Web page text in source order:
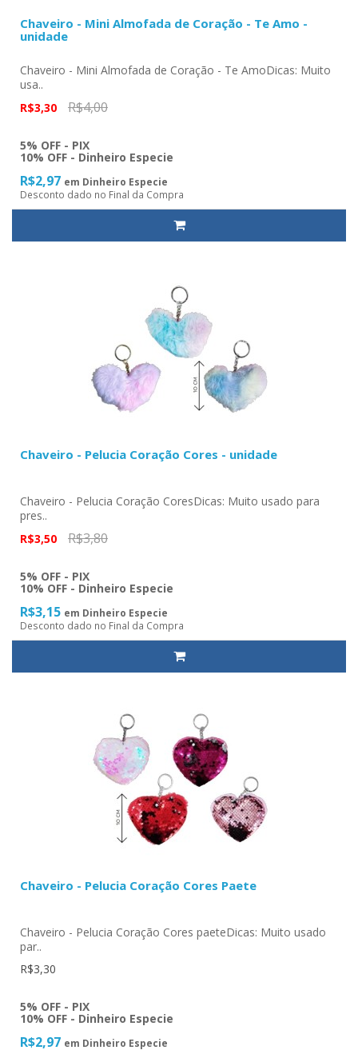
Chaveiro - Mini Almofada de Coração - Te Amo -
unidade
Chaveiro - Mini Almofada de Coração - Te AmoDicas: Muito
usa..
R$3,30
R$4,00
5% OFF - PIX
10% OFF - Dinheiro Especie
R$2,97 em Dinheiro Especie
Desconto dado no Final da Compra
Chaveiro - Pelucia Coração Cores - unidade
Chaveiro - Pelucia Coração CoresDicas: Muito usado para
pres..
R$3,50
R$3,80
5% OFF - PIX
10% OFF - Dinheiro Especie
R$3,15 em Dinheiro Especie
Desconto dado no Final da Compra
Chaveiro - Pelucia Coração Cores Paete
Chaveiro - Pelucia Coração Cores paeteDicas: Muito usado
par..
R$3,30
5% OFF - PIX
10% OFF - Dinheiro Especie
R$2,97 em Dinheiro Especie